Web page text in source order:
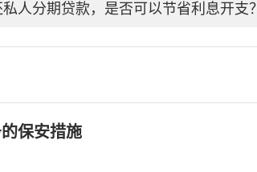
人分期贷款，是否可以节省利息开支？
保安措施